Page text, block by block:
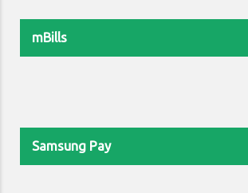
mBills
Samsung Pay